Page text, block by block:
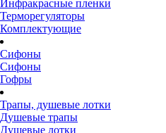
Инфракрасные пленки
Терморегуляторы
Комплектующие
Сифоны
Сифоны
Гофры
Трапы, душевые лотки
Душевые трапы
Душевые лотки